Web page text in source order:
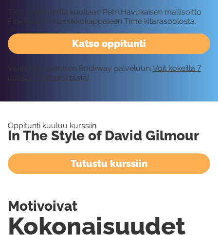
Katso oppitunti
Tällä oppitunnilla kuullaan Petri Havukaisen mallisoitto
Pink Floydin klassikkokappaleen Time kitarasoolosta.
Vaatii kirjautumisen Rockway palveluun. Voit kokeilla 7
päivää ilmaiseksi tästä!
Oppitunti kuuluu kurssiin
In The Style of David Gilmour
Tutustu kurssiin
Kokonaisuudet
Motivoivat